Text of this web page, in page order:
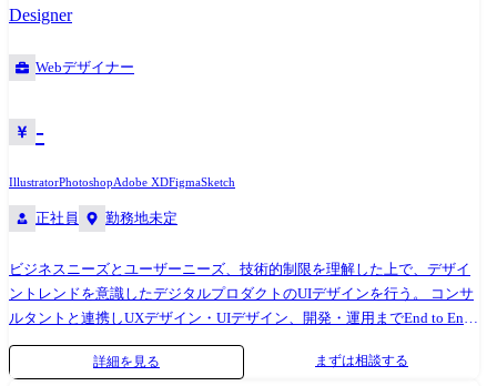
と協働してブランドを形づくります。 【担当する業務の例】 ・ブランド
会社のミッション・ビジョンに沿ったメッセージ性の高いコンテンツ制
ト、採用資料、Webコンテンツなどの企画・デザイン・ディレクション
・イベントクリエイティブの開発(キービジュアル制作、会場装飾のコン
ョン・レビューによるクオリティ担保 ・ブランドガイドラインや世界観
イト](https://jp.corp-sansan.com/) ・新卒採用サイト ・統合報告書、YEAR
BOOK(※)、周年企画 ・新興スポーツ事業(ピックルボール)など ※1年間
の出来事を振り返るために年末に配布する本 ●組織構成 本ポジション
は、コーポレートブランディング室への配属となります。 コーポレート
ブランディング室には、「PR」「クリエイティブ」「アドミニストレー
Designer
Webデザイナー
-
IllustratorPhotoshopAdobe XDFigmaSketch
正社員 勤務地未定
ビジネスニーズとユーザーニーズ、技術的制限を理解した上で、デザイ
ントレンドを意識したデジタルプロダクトのUIデザインを行う。 コンサ
ルタントと連携しUXデザイン・UIデザイン、開発・運用までEnd to End
でサービスを提供します。 コンサルタントは主にクライアント折衝およ
び全体プロジェクト管理およびCXUXデザインのワークショップ等、上
詳細を見る まずは相談する